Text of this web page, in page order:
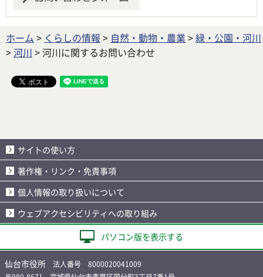
ホーム > くらしの情報 > 自然・動物・農業 >緑・公園・河川
>河川 > 河川に関するお問い合わせ
サイトの使い方
著作権・リンク・免責事項
個人情報の取り扱いについて
ウェブアクセシビリティへの取り組み
パソコン版を表示する
仙台市役所 法人番号 8000020041009